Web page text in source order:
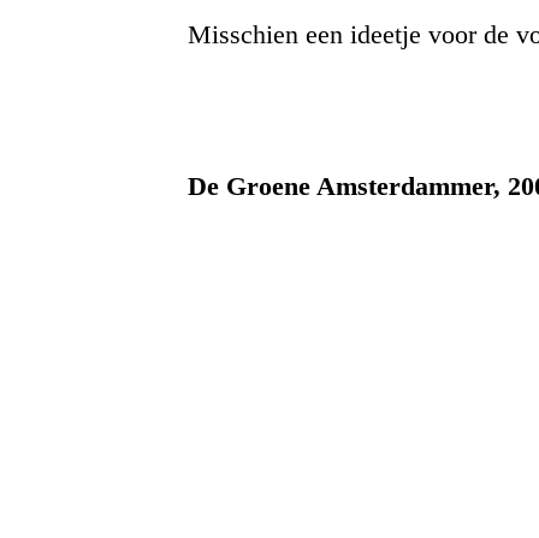
Misschien een ideetje voor de
De Groene Amsterdammer,